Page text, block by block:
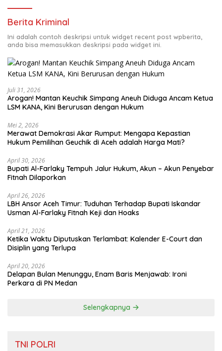
Berita Kriminal
Ini adalah contoh deskripsi untuk widget recent post wpberita,
anda bisa memasukkan deskripsi pada widget ini.
Juli 31, 2026
Arogan! Mantan Keuchik Simpang Aneuh Diduga Ancam Ketua
LSM KANA, Kini Berurusan dengan Hukum
Mei 2, 2026
Merawat Demokrasi Akar Rumput: Mengapa Kepastian
April 30, 2026
Bupati Al-Farlaky Tempuh Jalur Hukum, Akun – Akun Penyebar
Fitnah Dilaporkan
April 26, 2026
LBH Ansor Aceh Timur: Tuduhan Terhadap Bupati Iskandar
Usman Al-Farlaky Fitnah Keji dan Hoaks
April 21, 2026
Ketika Waktu Diputuskan Terlambat: Kalender E-Court dan
Disiplin yang Terlupa
April 20, 2026
Delapan Bulan Menunggu, Enam Baris Menjawab: Ironi
Perkara di PN Medan
Selengkapnya
TNI POLRI